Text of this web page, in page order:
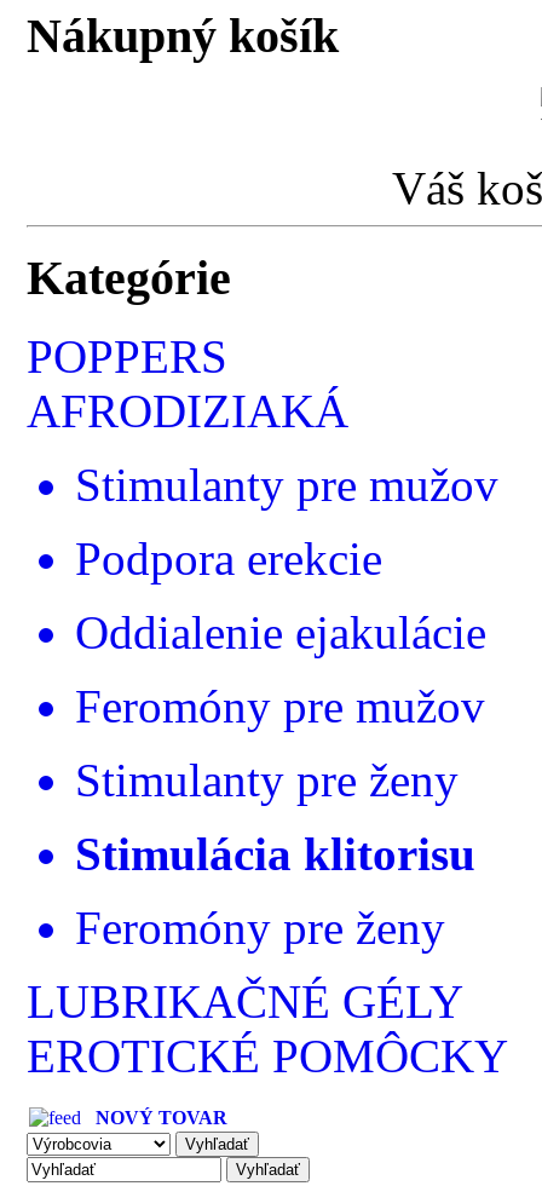
Nákupný košík
Váš
Kategórie
POPPERS
AFRODIZIAKÁ
Stimulanty pre mužov
Podpora erekcie
Oddialenie ejakulácie
Feromóny pre mužov
Stimulanty pre ženy
Stimulácia klitorisu
Feromóny pre ženy
LUBRIKAČNÉ GÉLY
EROTICKÉ POMÔCKY
NOVÝ TOVAR